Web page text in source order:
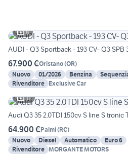
8
AUDI - Q3 Sportback - 193 CV- Q3 SPB
67.900 €Oristano(OR)
Nuovo
01/2026 Benzina
Rivenditore Exclusive Car
11
Audi Q3 35 2.0TDI 150cv S line S tronic
64.900 €Palmi(RC)
Nuovo
Diesel Automatico
Euro 6
Rivenditore MORGANTE MOTORS